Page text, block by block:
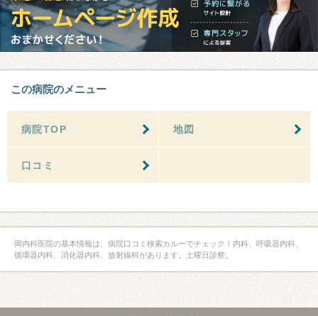
この病院のメニュー
病院TOP 地図
口コミ
岡内科医院の基本情報は、病院口コミ検索カルーでチェック！内科、呼吸器内科、
循環器内科、消化器内科、放射線科があります。土曜日診察。